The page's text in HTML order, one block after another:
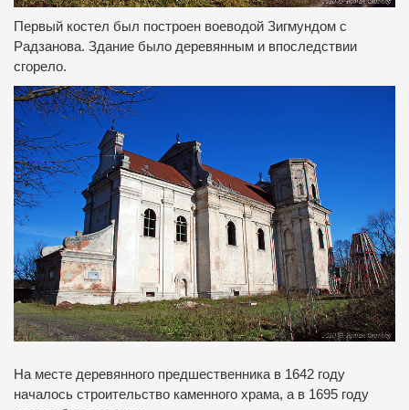
Первый костел был построен воеводой Зигмундом с
Радзанова. Здание было деревянным и впоследствии
сгорело.
На месте деревянного предшественника в 1642 году
началось строительство каменного храма, а в 1695 году